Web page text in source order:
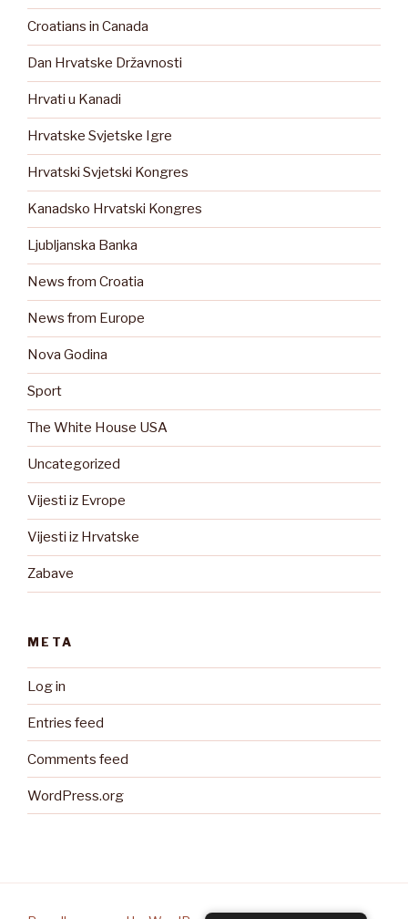
Croatians in Canada
Dan Hrvatske Državnosti
Hrvati u Kanadi
Hrvatske Svjetske Igre
Hrvatski Svjetski Kongres
Kanadsko Hrvatski Kongres
Ljubljanska Banka
News from Croatia
News from Europe
Nova Godina
Sport
The White House USA
Uncategorized
Vijesti iz Evrope
Vijesti iz Hrvatske
Zabave
META
Log in
Entries feed
Comments feed
WordPress.org